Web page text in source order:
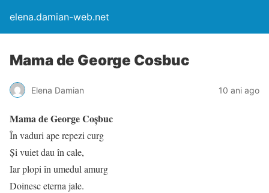
elena.damian-web.net
Mama de George Cosbuc
Elena Damian 10 ani ago
Mama de George Coșbuc
În vaduri ape repezi curg
Şi vuiet dau în cale,
Iar plopi în umedul amurg
Doinesc eterna jale.